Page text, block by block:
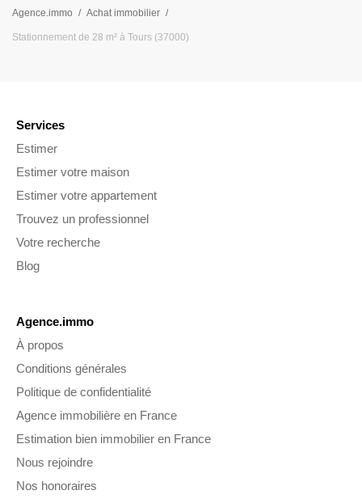
Agence.immo Achat immobilier
Stationnement de 28 m² à Tours (37000)
Services
Estimer
Estimer votre maison
Estimer votre appartement
Trouvez un professionnel
Votre recherche
Blog
Agence.immo
À propos
Conditions générales
Politique de confidentialité
Agence immobilière en France
Estimation bien immobilier en France
Nous rejoindre
Nos honoraires